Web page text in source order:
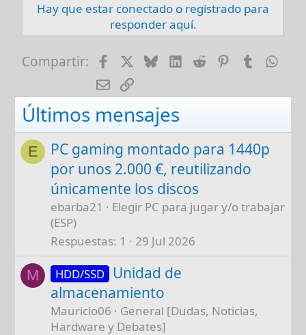
Hay que estar conectado o registrado para
responder aquí.
Compartir: FacebookBlueskyLinkedIn
RedditPinterest
Tumblr
E-mailEnlace
Últimos mensajes
E
PC gaming montado para 1440p
por unos 2.000 €, reutilizando
únicamente los discos
ebarba21
Elegir PC para jugar y/o trabajar
(ESP)
Respuestas 1 29 Jul 2026
M HDD/SSD Unidad de
almacenamiento
Mauricio06
General [Dudas, Noticias,
Hardware y Debates]